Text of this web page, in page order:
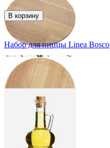
В корзину
Набор для пиццы Linea Bosco